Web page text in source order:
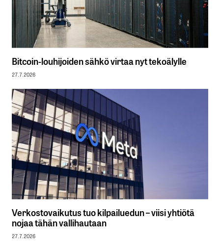
Bitcoin-louhijoiden sähkö virtaa nyt tekoälylle
27.7.2026
Verkostovaikutus tuo kilpailuedun – viisi yhtiötä
nojaa tähän vallihautaan
27.7.2026